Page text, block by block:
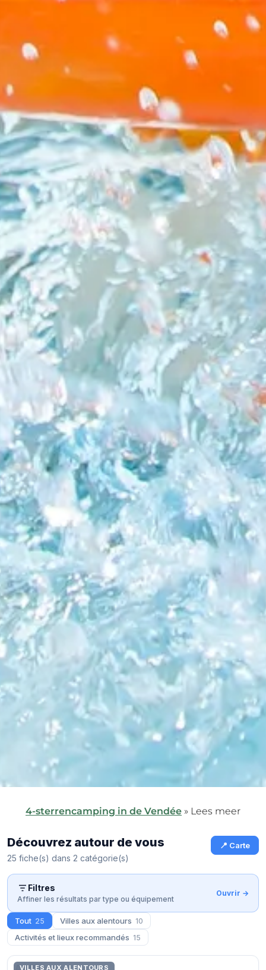
4-sterrencamping in de Vendée » Lees meer
Découvrez autour de vous
25 fiche(s) dans 2 catégorie(s)
📍 Carte
Filtres
Affiner les résultats par type ou équipement
Tout 25 Villes aux alentours 10
Activités et lieux recommandés 15
VILLES AUX ALENTOURS